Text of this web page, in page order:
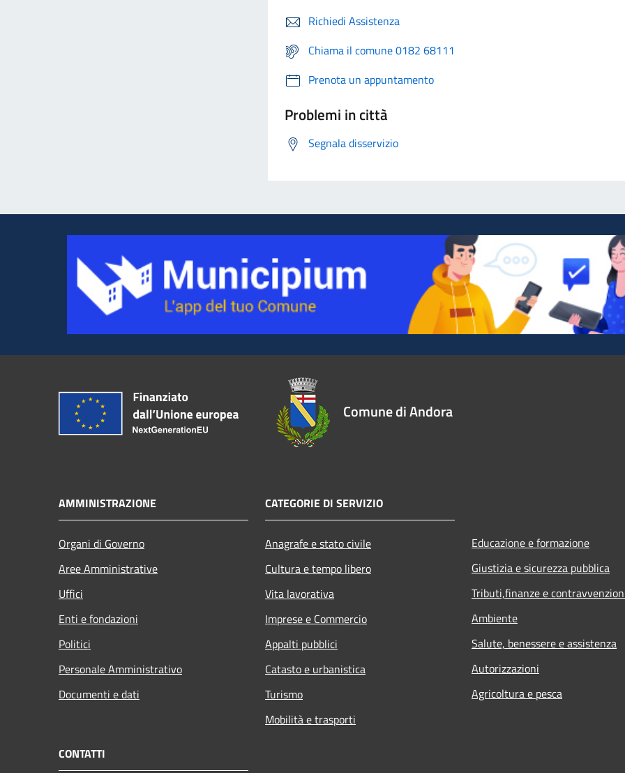
Richiedi Assistenza
Chiama il comune 0182 68111
Prenota un appuntamento
Problemi in città
Segnala disservizio
Comune di Andora
AMMINISTRAZIONE
Organi di Governo
Aree Amministrative
Uffici
Enti e fondazioni
Politici
Personale Amministrativo
Documenti e dati
CATEGORIE DI SERVIZIO
Anagrafe e stato civile
Cultura e tempo libero
Vita lavorativa
Imprese e Commercio
Appalti pubblici
Catasto e urbanistica
Turismo
Mobilità e trasporti
Educazione e formazione
Giustizia e sicurezza pubblica
Tributi,finanze e
Ambiente
Salute, benessere e assistenza
Autorizzazioni
Agricoltura e pesca
CONTATTI